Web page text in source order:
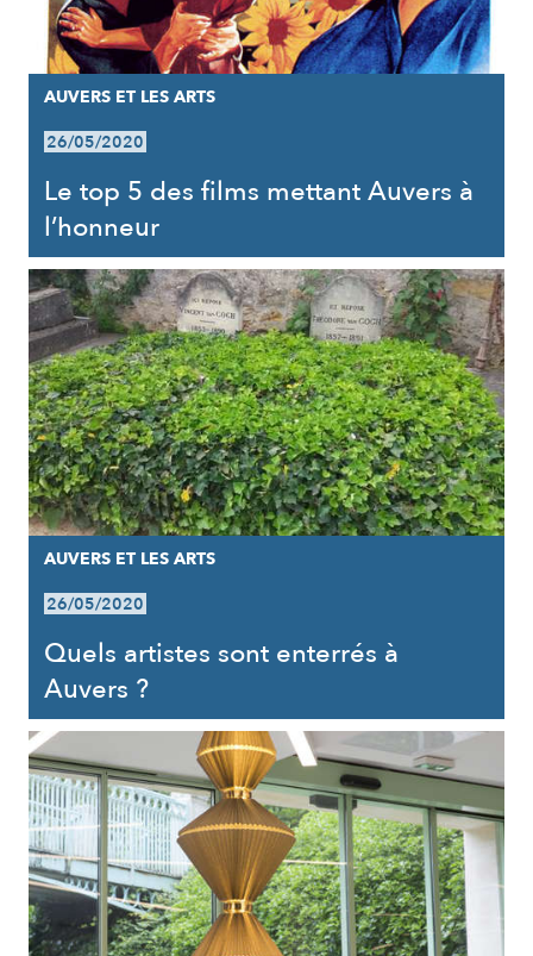
AUVERS ET LES ARTS
26/05/2020
Le top 5 des films mettant Auvers à
l’honneur
AUVERS ET LES ARTS
26/05/2020
Quels artistes sont enterrés à
Auvers ?